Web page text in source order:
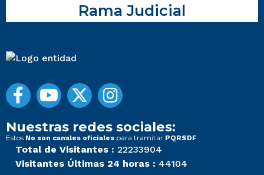
Rama Judicial
Nuestras redes sociales:
Estos No son canales oficiales para tramitar PQRSDF
Total de Visitantes : 22233904
Visitantes Últimas 24 horas : 44104